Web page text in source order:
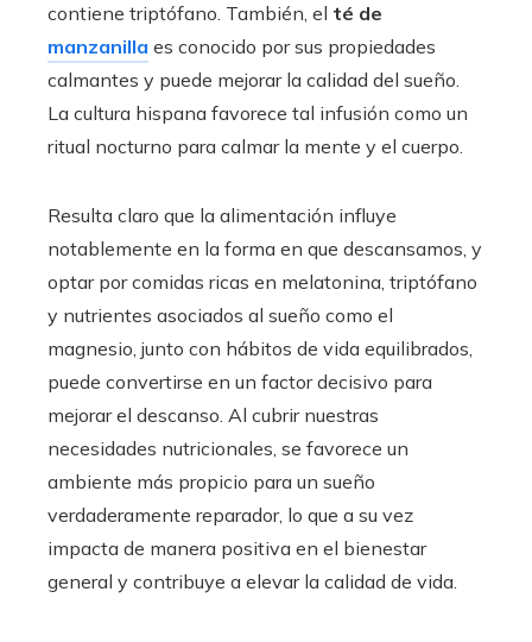
contiene triptófano. También, el té de
manzanilla es conocido por sus propiedades
calmantes y puede mejorar la calidad del sueño.
La cultura hispana favorece tal infusión como un
ritual nocturno para calmar la mente y el cuerpo.
Resulta claro que la alimentación influye
notablemente en la forma en que descansamos, y
optar por comidas ricas en melatonina, triptófano
y nutrientes asociados al sueño como el
magnesio, junto con hábitos de vida equilibrados,
puede convertirse en un factor decisivo para
mejorar el descanso. Al cubrir nuestras
necesidades nutricionales, se favorece un
ambiente más propicio para un sueño
verdaderamente reparador, lo que a su vez
impacta de manera positiva en el bienestar
general y contribuye a elevar la calidad de vida.